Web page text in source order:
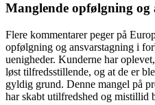
Manglende opfølgning og
Flere kommentarer peger på
opfølgning og ansvarstagning i
uenigheder. Kunderne har
løst tilfredsstillende, og at de er
gyldig grund. Denne mangel på
har skabt utilfredshed og mistillid